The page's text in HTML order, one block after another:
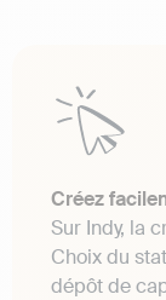
Créez
Sur Indy, la
Choix du
dépôt de